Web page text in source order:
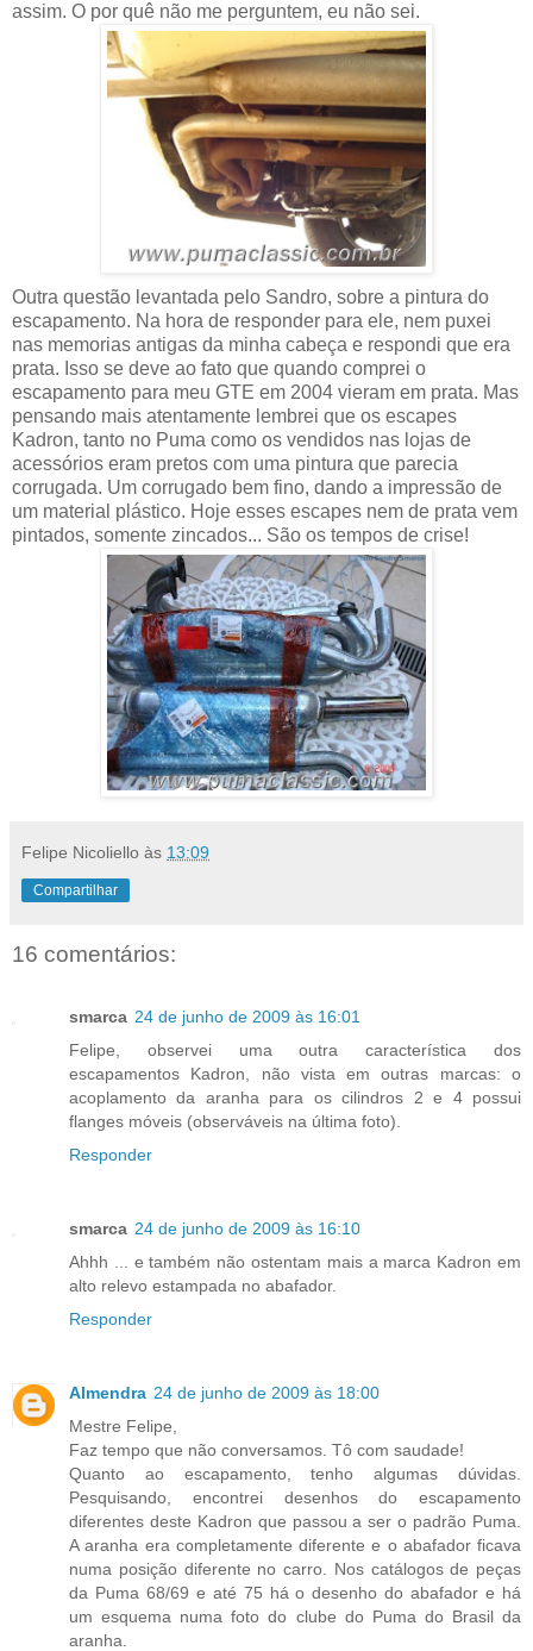
assim. O por quê não me perguntem, eu não sei.
Outra questão levantada pelo Sandro, sobre a pintura do
escapamento. Na hora de responder para ele, nem puxei
nas memorias antigas da minha cabeça e respondi que era
prata. Isso se deve ao fato que quando comprei o
escapamento para meu GTE em 2004 vieram em prata. Mas
pensando mais atentamente lembrei que os escapes
Kadron, tanto no Puma como os vendidos nas lojas de
acessórios eram pretos com uma pintura que parecia
corrugada. Um corrugado bem fino, dando a impressão de
um material plástico. Hoje esses escapes nem de prata vem
pintados, somente zincados... São os tempos de crise!
Felipe Nicoliello às 13:09
Compartilhar
16 comentários:
smarca 24 de junho de 2009 às 16:01
Felipe, observei uma outra característica dos
escapamentos Kadron, não vista em outras marcas: o
acoplamento da aranha para os cilindros 2 e 4 possui
flanges móveis (observáveis na última foto).
Responder
smarca 24 de junho de 2009 às 16:10
Ahhh ... e também não ostentam mais a marca Kadron em
alto relevo estampada no abafador.
Responder
Almendra 24 de junho de 2009 às 18:00
Mestre Felipe,
Faz tempo que não conversamos. Tô com saudade!
Quanto ao escapamento, tenho algumas dúvidas.
Pesquisando, encontrei desenhos do escapamento
diferentes deste Kadron que passou a ser o padrão Puma.
A aranha era completamente diferente e o abafador ficava
numa posição diferente no carro. Nos catálogos de peças
da Puma 68/69 e até 75 há o desenho do abafador e há
um esquema numa foto do clube do Puma do Brasil da
aranha.